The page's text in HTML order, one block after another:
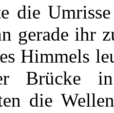
die
gerade ihr
Himmels
Brücke in
die